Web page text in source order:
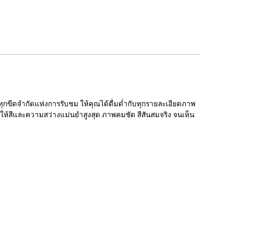
กขีดจำกัดแห่งการรับชม ให้คุณได้ดื่มด่ำกับทุกรายละเอียดภาพ
ให้สีและความสว่างแม่นยำสูงสุด ภาพคมชัด สีสันสมจริง จนเห็น